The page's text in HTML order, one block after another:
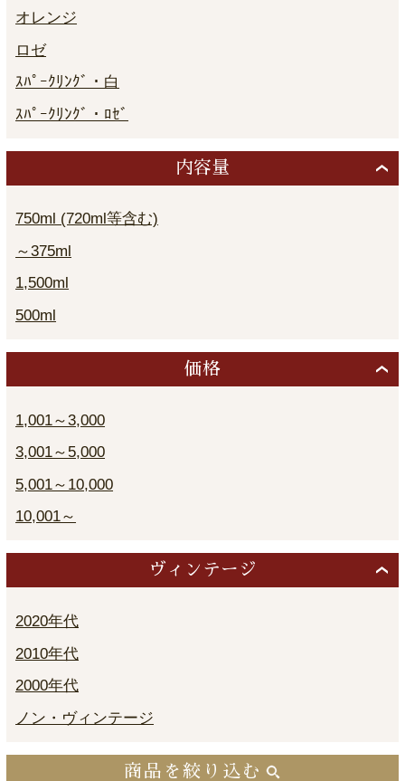
オレンジ
ロゼ
ｽﾊﾟｰｸﾘﾝｸﾞ・白
ｽﾊﾟｰｸﾘﾝｸﾞ・ﾛｾﾞ
内容量
750ml (720ml等含む)
～375ml
1,500ml
500ml
価格
1,001～3,000
3,001～5,000
5,001～10,000
10,001～
ヴィンテージ
2020年代
2010年代
2000年代
ノン・ヴィンテージ
商品を絞り込む